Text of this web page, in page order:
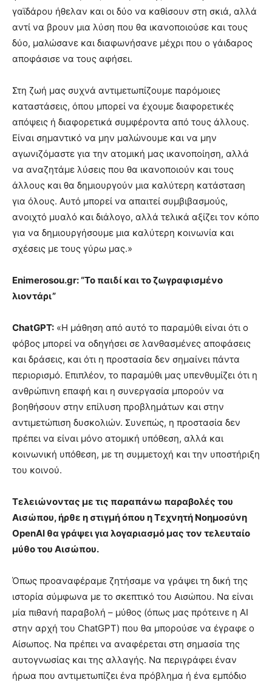
γαϊδάρου ήθελαν και οι δύο να καθίσουν στη σκιά, αλλά
αντί να βρουν μια λύση που θα ικανοποιούσε και τους
δύο, μαλώσανε και διαφωνήσανε μέχρι που ο γάιδαρος
αποφάσισε να τους αφήσει.
Στη ζωή μας συχνά αντιμετωπίζουμε παρόμοιες
καταστάσεις, όπου μπορεί να έχουμε διαφορετικές
απόψεις ή διαφορετικά συμφέροντα από τους άλλους.
Είναι σημαντικό να μην μαλώνουμε και να μην
αγωνιζόμαστε για την ατομική μας ικανοποίηση, αλλά
να αναζητάμε λύσεις που θα ικανοποιούν και τους
άλλους και θα δημιουργούν μια καλύτερη κατάσταση
για όλους. Αυτό μπορεί να απαιτεί συμβιβασμούς,
ανοιχτό μυαλό και διάλογο, αλλά τελικά αξίζει τον κόπο
για να δημιουργήσουμε μια καλύτερη κοινωνία και
σχέσεις με τους γύρω μας.»
Enimerosou.gr: “Το παιδί και το ζωγραφισμένο
λιοντάρι”
ChatGPT: «Η μάθηση από αυτό το παραμύθι είναι ότι ο
φόβος μπορεί να οδηγήσει σε λανθασμένες αποφάσεις
και δράσεις, και ότι η προστασία δεν σημαίνει πάντα
περιορισμό. Επιπλέον, το παραμύθι μας υπενθυμίζει ότι η
ανθρώπινη επαφή και η συνεργασία μπορούν να
βοηθήσουν στην επίλυση προβλημάτων και στην
αντιμετώπιση δυσκολιών. Συνεπώς, η προστασία δεν
πρέπει να είναι μόνο ατομική υπόθεση, αλλά και
κοινωνική υπόθεση, με τη συμμετοχή και την υποστήριξη
του κοινού.
Τελειώνοντας με τις παραπάνω παραβολές του
Αισώπου, ήρθε η στιγμή όπου η Τεχνητή Νοημοσύνη
OpenAI θα γράψει για λογαριασμό μας τον τελευταίο
μύθο του Αισώπου.
Όπως προαναφέραμε ζητήσαμε να γράψει τη δική της
ιστορία σύμφωνα με το σκεπτικό του Αισώπου. Να είναι
μία πιθανή παραβολή – μύθος (όπως μας πρότεινε η AI
στην αρχή του ChatGPT) που θα μπορούσε να έγραφε ο
Αίσωπος. Να πρέπει να αναφέρεται στη σημασία της
αυτογνωσίας και της αλλαγής. Να περιγράφει έναν
ήρωα που αντιμετωπίζει ένα πρόβλημα ή ένα εμπόδιο